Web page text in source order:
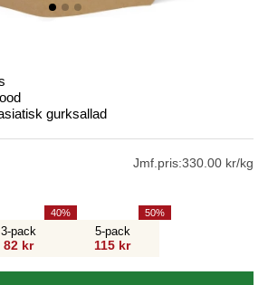
gurksallad
Jmf.pris:330.00 kr/kg
3-pack
82 kr
40
5-pack
115 kr
50